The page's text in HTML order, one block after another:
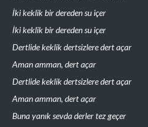
İki keklik bir dereden su içer
İki keklik bir dereden su içer
Dertlide keklik dertsizlere dert açar
Aman amman, dert açar
Dertlide keklik dertsizlere dert açar
Aman amman, dert açar
Buna yanık sevda derler tez geçer